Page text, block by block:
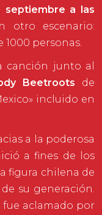
septiembre a las
otro escenario:
1000 personas.
canción junto al
Beetroots de
incluido en
a la poderosa
a fines de los
figura chilena de
su generación.
fue aclamado por